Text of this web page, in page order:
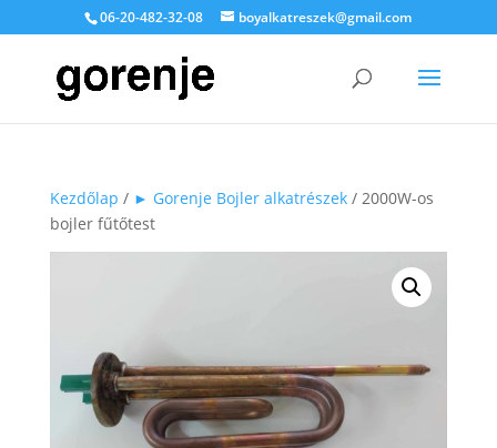
06-20-482-32-08 boyalkatreszek@gmail.com
Kezdőlap / ► Gorenje Bojler alkatrészek/ 2000W-os
bojler fűtőtest